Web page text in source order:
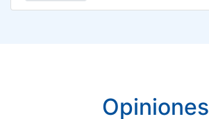
Opiniones